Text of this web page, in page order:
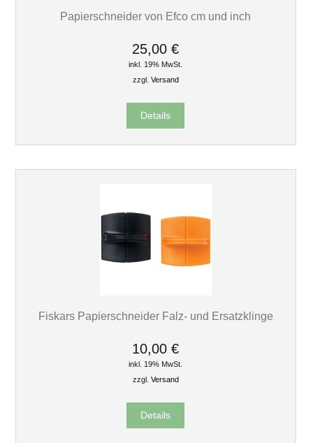
Papierschneider von Efco cm und inch
25,00 €
inkl. 19% MwSt.
zzgl. Versand
Details
Fiskars Papierschneider Falz- und Ersatzklinge
10,00 €
inkl. 19% MwSt.
zzgl. Versand
Details